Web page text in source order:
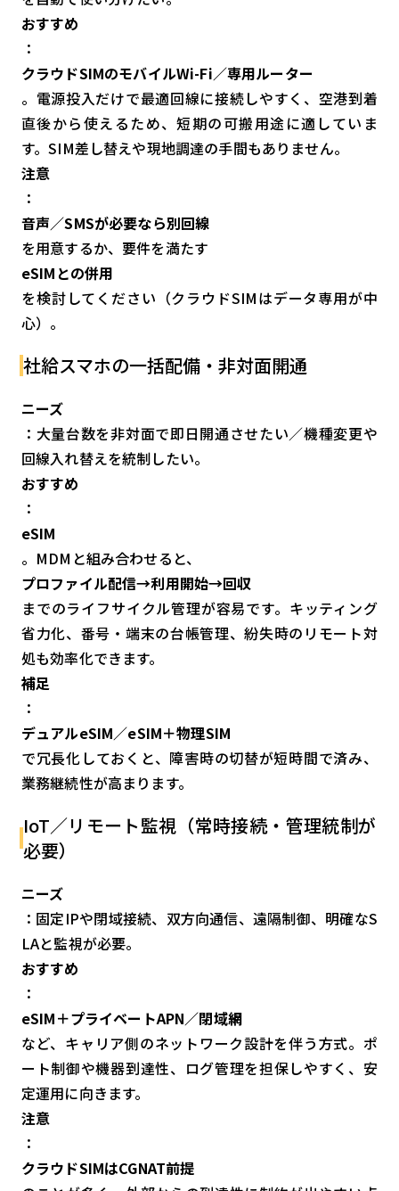
おすすめ
：
クラウドSIMのモバイルWi-Fi／専用ルーター
。電源投入だけで最適回線に接続しやすく、空港到着
直後から使えるため、短期の可搬用途に適していま
す。SIM差し替えや現地調達の手間もありません。
注意
：
音声／SMSが必要なら別回線
を用意するか、要件を満たす
eSIMとの併用
を検討してください（クラウドSIMはデータ専用が中
心）。
社給スマホの一括配備・非対面開通
ニーズ
：大量台数を非対面で即日開通させたい／機種変更や
回線入れ替えを統制したい。
おすすめ
：
eSIM
。MDMと組み合わせると、
プロファイル配信→利用開始→回収
までのライフサイクル管理が容易です。キッティング
省力化、番号・端末の台帳管理、紛失時のリモート対
処も効率化できます。
補足
：
デュアルeSIM／eSIM＋物理SIM
で冗長化しておくと、障害時の切替が短時間で済み、
業務継続性が高まります。
IoT／リモート監視（常時接続・管理統制が
必要）
ニーズ
：固定IPや閉域接続、双方向通信、遠隔制御、明確なS
LAと監視が必要。
おすすめ
：
eSIM＋プライベートAPN／閉域網
など、キャリア側のネットワーク設計を伴う方式。ポ
ート制御や機器到達性、ログ管理を担保しやすく、安
定運用に向きます。
注意
：
クラウドSIMはCGNAT前提